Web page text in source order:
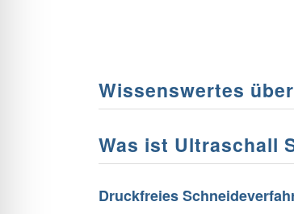
Wissenswertes
Was ist Ultraschall
Druckfreies